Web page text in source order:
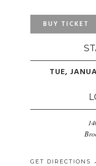
BUY TICKET
TUE,
GET DIRECTIONS